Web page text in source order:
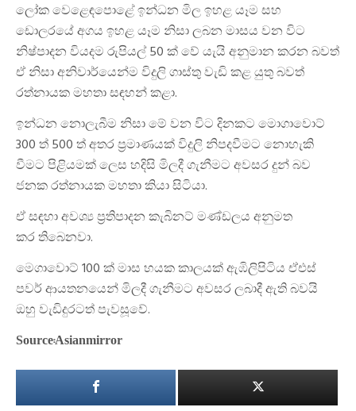
ලෝක වෙළෙඳපොළේ ඉන්ධන මිල ඉහළ යෑම සහ
ඩොලරයේ අගය ඉහළ යෑම නිසා ලබන මාසය වන විට
නිෂ්පාදන වියදම රුපියල් 50 ක් වේ යැයි අනුමාන කරන බවත්
ඒ නිසා අනිවාර්යෙන්ම විදුලි ගාස්තු වැඩි කළ යුතු බවත්
රත්නායක මහතා සඳහන් කළා.
ඉන්ධන නොලැබීම නිසා මේ වන විට දිනකට මොගාවොට්
300 ත් 500 ත් අතර ප්‍රමාණයක් විදුලි නිපදවීමට නොහැකි
වීමට පිළියමක් ලෙස හදිසි මිලදී ගැනීමට අවසර දුන් බව
ජනක රත්නායක මහතා කියා සිටියා.
ඒ සඳහා අවශ්‍ය ප්‍රතිපාදන කැබිනට් මණ්ඩලය අනුමත
කර තිබෙනවා.
මෙගාවොට් 100 ක් මාස හයක කාලයක් ඇඹිලිපිටිය ඒඑස්
පවර් ආයතනයෙන් මිලදී ගැනීමට අවසර ලබාදී ඇති බවයි
ඔහු වැඩිදුරටත් පැවසූවේ.
Source:Asianmirror